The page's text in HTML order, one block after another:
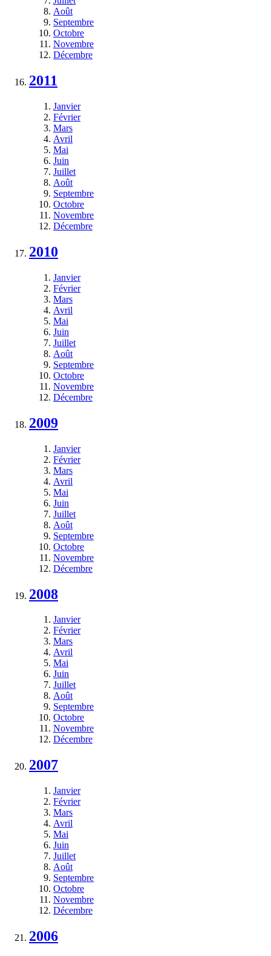
Août
Septembre
Octobre
Novembre
Décembre
2011
Janvier
Février
Mars
Avril
Mai
Juin
Juillet
Août
Septembre
Octobre
Novembre
Décembre
2010
Janvier
Février
Mars
Avril
Mai
Juin
Juillet
Août
Septembre
Octobre
Novembre
Décembre
2009
Janvier
Février
Mars
Avril
Mai
Juin
Juillet
Août
Septembre
Octobre
Novembre
Décembre
2008
Janvier
Février
Mars
Avril
Mai
Juin
Juillet
Août
Septembre
Octobre
Novembre
Décembre
2007
Janvier
Février
Mars
Avril
Mai
Juin
Juillet
Août
Septembre
Octobre
Novembre
Décembre
2006